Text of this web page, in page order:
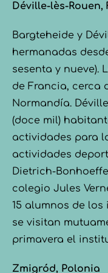
Déville-lès-Rouen,
Bargteheide y
hermanadas
sesenta y nueve).
de Francia, cerca
Normandía.
(doce mil)
actividades para
actividades
Dietrich-
colegio Jules
15 alumnos de
se visitan
primavera el
Zmigród, Polonia